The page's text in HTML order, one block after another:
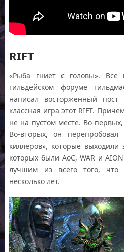
RIFT
«Рыба гниет с головы». Все
гильдейском форуме
написал восторженный пост
классная игра этот RIFT.
не на пустом месте. Во-
Во-вторых, он перепробовал
киллеров», которые
которых были AoC, WAR и
лучшим из всего того, что
несколько лет.